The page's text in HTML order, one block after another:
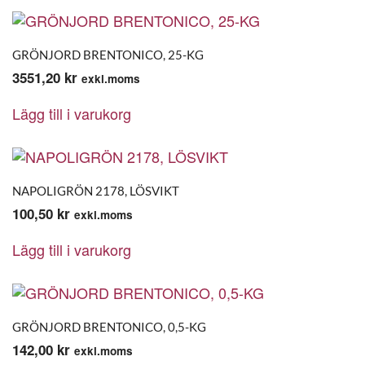
GRÖNJORD BRENTONICO, 25-KG
3551,20 kr exkl.moms
Lägg till i varukorg
NAPOLIGRÖN 2178, LÖSVIKT
100,50 kr exkl.moms
Lägg till i varukorg
GRÖNJORD BRENTONICO, 0,5-KG
142,00 kr exkl.moms